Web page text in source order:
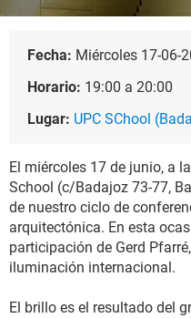
Fecha: Miércoles 17-06-
Horario: 19:00 a 20:00
Lugar: UPC SChool
El miércoles 17 de junio, a
School (c/Badajoz 73-77,
de nuestro ciclo de
arquitectónica. En esta
participación de Gerd
iluminación internacional.
El brillo es el resultado del